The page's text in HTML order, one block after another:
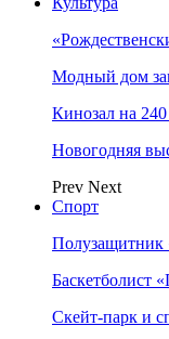
Модный дом
Кинозал на
Новогодняя
Prev Next
Спорт
Полузащитник
Баскетболист
Скейт-парк и